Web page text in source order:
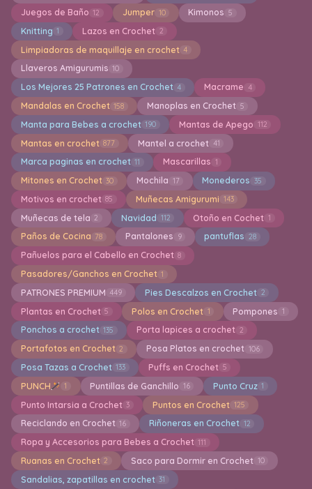
Juegos de Baño 12 Jumper 10 Kimonos 5
Knitting 1 Lazos en Crochet 2
Limpiadoras de maquillaje en crochet 4
Llaveros Amigurumis 10
Los Mejores 25 Patrones en Crochet 4 Macrame 4
Mandalas en Crochet 158 Manoplas en Crochet 5
Manta para Bebes a crochet 190 Mantas de Apego 112
Mantas en crochet 877 Mantel a crochet 41
Marca paginas en crochet 11 Mascarillas 1
Mitones en Crochet 30 Mochila 17 Monederos 35
Motivos en crochet 85 Muñecas Amigurumi 143
Muñecas de tela 2 Navidad 112 Otoño en Cochet 1
Paños de Cocina 78 Pantalones 9 pantuflas 28
Pañuelos para el Cabello en Crochet 8
Pasadores/Ganchos en Crochet 1
PATRONES PREMIUM 449 Pies Descalzos en Crochet 2
Plantas en Crochet 5 Polos en Crochet 1 Pompones 1
Ponchos a crochet 135 Porta lapices a crochet 2
Portafotos en Crochet 2 Posa Platos en crochet 106
Posa Tazas a Crochet 133 Puffs en Crochet 5
PUNCH 1 Puntillas de Ganchillo 16 Punto Cruz 1
Punto Intarsia a Crochet 3 Puntos en Crochet 125
Reciclando en Crochet 16 Riñoneras en Crochet 12
Ropa y Accesorios para Bebes a Crochet 111
Ruanas en Crochet 2 Saco para Dormir en Crochet 10
Sandalias, zapatillas en crochet 31